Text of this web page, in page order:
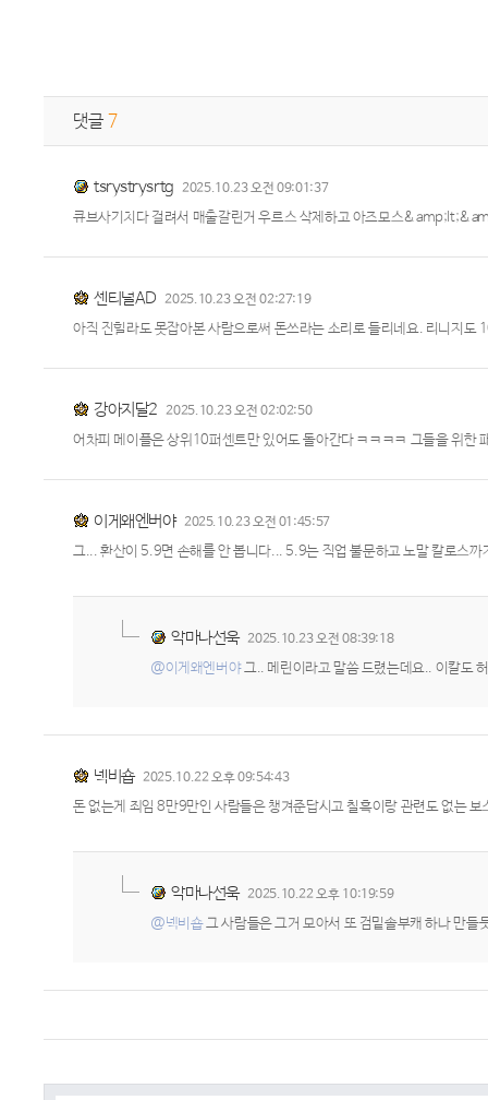
댓글 7
tsrystrysrtg 2025.10.23 오전 09:01:37
큐브사기치다 걸려서 매출갈린거 우르스 삭제하고 아즈모스
센티널AD 2025.10.23 오전 02:27:19
아직 진힐라도 못잡아본 사람으로써 돈쓰라는 소리로 들리네요. 리니지도
강아지달2 2025.10.23 오전 02:02:50
어차피 메이플은 상위10퍼센트만 있어도 돌아간다 ㅋㅋㅋㅋ 그들을 위한
이게왜엔버야 2025.10.23 오전 01:45:57
그... 환산이 5.9면 손해를 안 봅니다... 5.9는 직업 불문하고 노말 칼로스
악마나선욱 2025.10.23 오전 08:39:18
@이게왜엔버야그.. 메린이라고 말씀 드렸는데요.. 이칼도
넥비숍 2025.10.22 오후 09:54:43
돈 없는게 죄임 8만9만인 사람들은 챙겨준답시고 칠흑이랑 관련도 없는
악마나선욱 2025.10.22 오후 10:19:59
@넥비숍그 사람들은 그거 모아서 또 검밑솔부캐 하나 만들